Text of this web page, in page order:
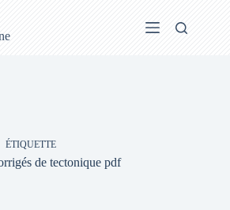
ÉTIQUETTE
de tectonique pdf